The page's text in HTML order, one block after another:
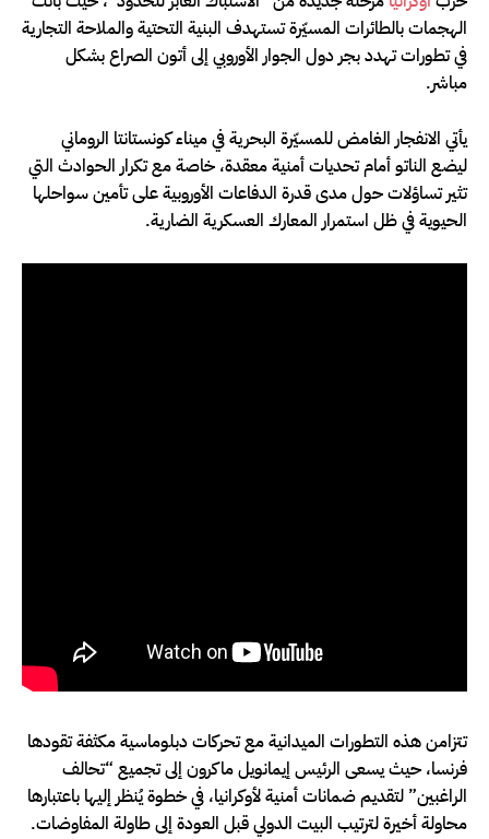
الهجمات بالطائرات المسيّرة تستهدف البنية التحتية والملاحة التجارية
في تطورات تهدد بجر دول الجوار الأوروبي إلى أتون الصراع بشكل
مباشر.
يأتي الانفجار الغامض للمسيّرة البحرية في ميناء كونستانتا الروماني
ليضع الناتو أمام تحديات أمنية معقدة، خاصة مع تكرار الحوادث التي
تثير تساؤلات حول مدى قدرة الدفاعات الأوروبية على تأمين سواحلها
الحيوية في ظل استمرار المعارك العسكرية الضارية.
تتزامن هذه التطورات الميدانية مع تحركات دبلوماسية مكثفة تقودها
فرنسا، حيث يسعى الرئيس إيمانويل ماكرون إلى تجميع “تحالف
الراغبين” لتقديم ضمانات أمنية لأوكرانيا، في خطوة يُنظر إليها باعتبارها
محاولة أخيرة لترتيب البيت الدولي قبل العودة إلى طاولة المفاوضات.